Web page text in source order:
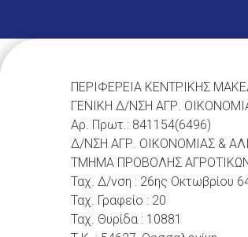
ΠΕΡΙΦΕΡΕΙΑ ΚΕΝΤΡΙΚΗΣ
ΓΕΝΙΚΗ Δ/ΝΣΗ ΑΓΡ.
Αρ. Πρωτ.: 841154(6496)
Δ/ΝΣΗ ΑΓΡ. ΟΙΚΟΝΟΜΙΑΣ &
ΤΜΗΜΑ ΠΡΟΒΟΛΗΣ
Ταχ. Δ/νση : 26ης Οκτωβρίου
Ταχ. Γραφείο : 20
Ταχ. Θυρίδα : 10881